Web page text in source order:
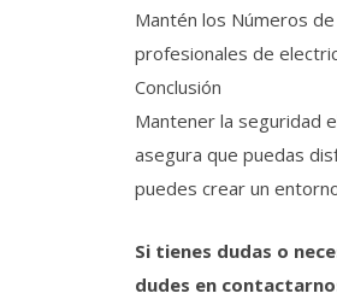
Mantén los Números
profesionales de
Conclusión
Mantener la seguridad
asegura que puedas
puedes crear un
Si tienes dudas o
dudes en